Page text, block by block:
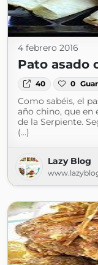
4 febrero 2016
Pato asado
40 0
Como sabéis, el
año chino, que en
de la Serpiente.
(...)
Lazy Blog